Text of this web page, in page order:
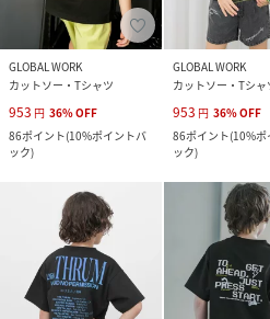
GLOBAL WORK
カットソー・Tシャツ
953 円 36%OFF
86ポイント(10%ポイントバ
ック)
GLOBAL WORK
カットソー・Tシャ
953 円 36%OFF
86ポイント(10%ポ
ック)